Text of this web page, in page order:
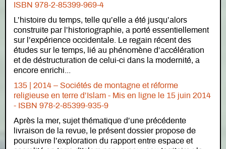
ISBN 978-2-85399-969-4
L’histoire du temps, telle qu’elle a été jusqu’alors
construite par l’historiographie, a porté essentiellement
sur l’expérience occidentale. Le regain récent des
études sur le temps, lié au phénomène d’accélération
et de déstructuration de celui-ci dans la modernité, a
encore enrichi...
135 | 2014 – Sociétés de montagne et réforme
religieuse en terre d’Islam - Mis en ligne le 15 juin 2014
- ISBN 978-2-85399-935-9
Après la mer, sujet thématique d’une précédente
livraison de la revue, le présent dossier propose de
poursuivre l’exploration du rapport entre espace et